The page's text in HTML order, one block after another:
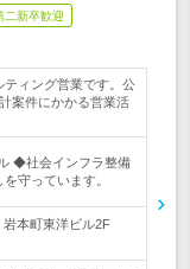
二新卒歓迎
ィング営業です。公
案件にかかる営業活
◆社会インフラ整備
守っています。
岩本町東洋ビル2F